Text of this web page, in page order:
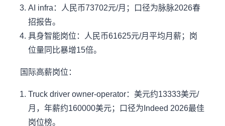
AI infra：人民币73702元/月；口径为脉脉2026春
招报告。
具身智能岗位：人民币61625元/月平均月薪；岗
位量同比暴增15倍。
国际高薪岗位：
Truck driver owner-operator：美元约13333美元/
月，年薪约160000美元；口径为Indeed 2026最佳
岗位榜。